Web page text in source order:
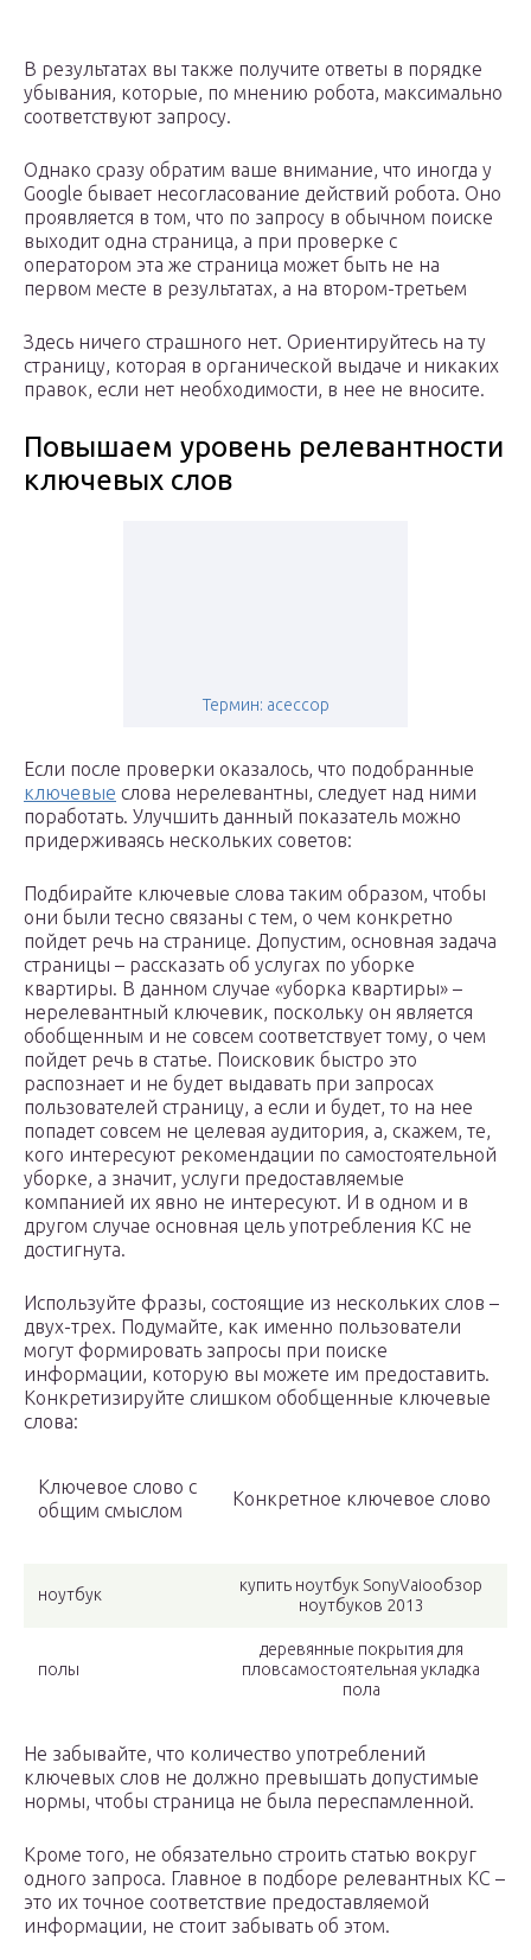
В результатах вы также получите ответы в порядке
убывания, которые, по мнению робота, максимально
соответствуют запросу.
Однако сразу обратим ваше внимание, что иногда у
Google бывает несогласование действий робота. Оно
проявляется в том, что по запросу в обычном поиске
выходит одна страница, а при проверке с
оператором эта же страница может быть не на
первом месте в результатах, а на втором-третьем
Здесь ничего страшного нет. Ориентируйтесь на ту
страницу, которая в органической выдаче и никаких
правок, если нет необходимости, в нее не вносите.
Повышаем уровень релевантности
ключевых слов
Термин: асессор
Если после проверки оказалось, что подобранные
ключевые слова нерелевантны, следует над ними
поработать. Улучшить данный показатель можно
придерживаясь нескольких советов:
Подбирайте ключевые слова таким образом, чтобы
они были тесно связаны с тем, о чем конкретно
пойдет речь на странице. Допустим, основная задача
страницы – рассказать об услугах по уборке
квартиры. В данном случае «уборка квартиры» –
нерелевантный ключевик, поскольку он является
обобщенным и не совсем соответствует тому, о чем
пойдет речь в статье. Поисковик быстро это
распознает и не будет выдавать при запросах
пользователей страницу, а если и будет, то на нее
попадет совсем не целевая аудитория, а, скажем, те,
кого интересуют рекомендации по самостоятельной
уборке, а значит, услуги предоставляемые
компанией их явно не интересуют. И в одном и в
другом случае основная цель употребления КС не
достигнута.
Используйте фразы, состоящие из нескольких слов –
двух-трех. Подумайте, как именно пользователи
могут формировать запросы при поиске
информации, которую вы можете им предоставить.
Конкретизируйте слишком обобщенные ключевые
слова:
Ключевое слово с
общим смыслом
Конкретное ключевое слово
ноутбук
купить ноутбук SonyVaioобзор
ноутбуков 2013
полы
деревянные покрытия для
пловсамостоятельная укладка
пола
Не забывайте, что количество употреблений
ключевых слов не должно превышать допустимые
нормы, чтобы страница не была переспамленной.
Кроме того, не обязательно строить статью вокруг
одного запроса. Главное в подборе релевантных КС –
это их точное соответствие предоставляемой
информации, не стоит забывать об этом.